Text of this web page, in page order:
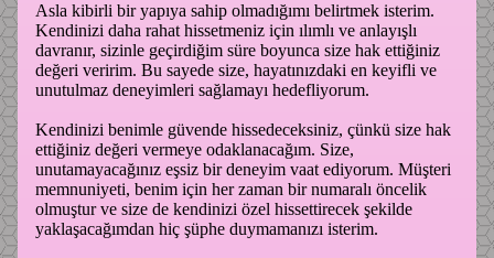
Asla kibirli bir yapıya sahip olmadığımı belirtmek isterim.
Kendinizi daha rahat hissetmeniz için ılımlı ve anlayışlı
davranır, sizinle geçirdiğim süre boyunca size hak ettiğiniz
değeri veririm. Bu sayede size, hayatınızdaki en keyifli ve
unutulmaz deneyimleri sağlamayı hedefliyorum.
Kendinizi benimle güvende hissedeceksiniz, çünkü size hak
ettiğiniz değeri vermeye odaklanacağım. Size,
unutamayacağınız eşsiz bir deneyim vaat ediyorum. Müşteri
memnuniyeti, benim için her zaman bir numaralı öncelik
olmuştur ve size de kendinizi özel hissettirecek şekilde
yaklaşacağımdan hiç şüphe duymamanızı isterim.